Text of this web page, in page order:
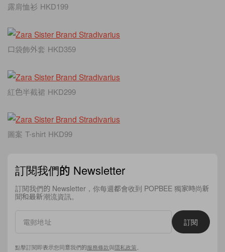
露肩恤衫 HKD199
口袋飾外套 HKD359
紅色半截裙 HKD299
圖案 T-shirt HKD99
訂閱我們的 Newsletter
訂閱我們的 Newsletter，你每週都會收到 POPBEE 獨家時尚新
聞和最新潮流資訊。
訂閱
點擊訂閱即表示您同意我們的服務條款與隱私政策。